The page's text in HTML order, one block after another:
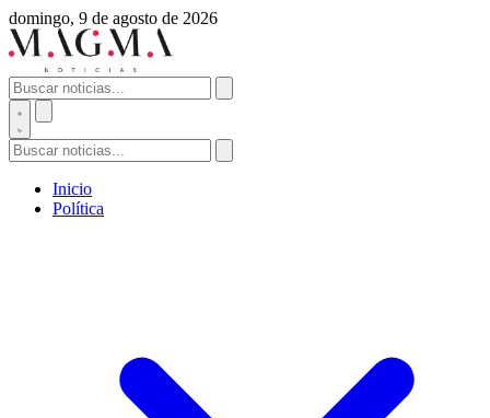
domingo, 9 de agosto de 2026
Inicio
Política